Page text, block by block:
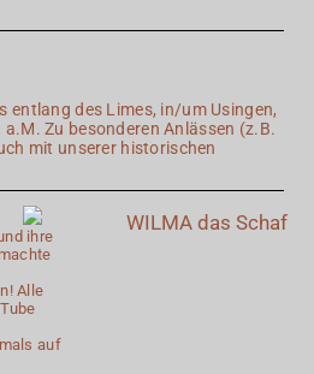
entlang des Limes, in/um Usingen,
Zu besonderen Anlässen (z.B.
mit unserer historischen
ihre
Alle
auf